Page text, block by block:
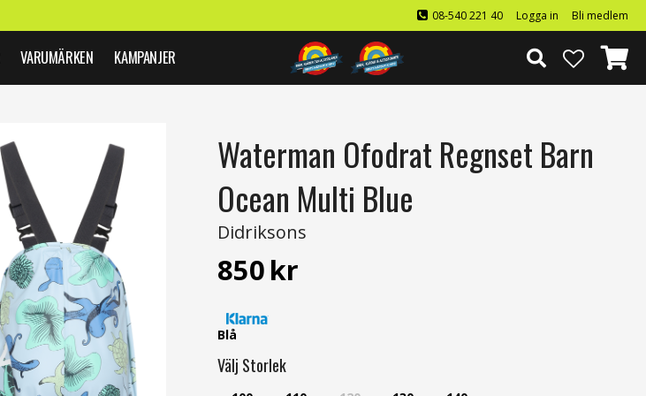
08-540 221 40 Logga in Bli medlem
VARUMÄRKEN KAMPANJER
Waterman Ofodrat Regnset Barn
Ocean Multi Blue
Didriksons
850kr
Blå
Välj Storlek